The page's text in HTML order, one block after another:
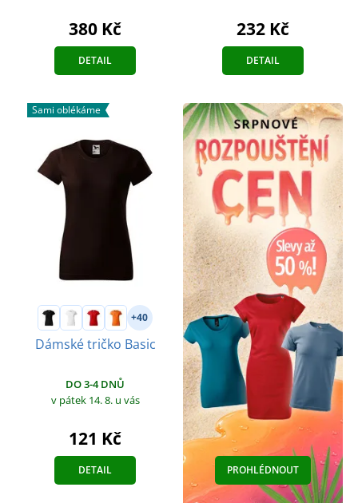
380 Kč
DETAIL
232 Kč
DETAIL
Sami oblékáme
+40
Dámské tričko Basic
DO 3-4 DNŮ
v pátek 14. 8. u vás
121 Kč
DETAIL PROHLÉDNOUT